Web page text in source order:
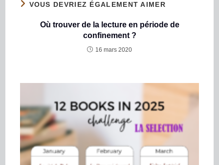
VOUS DEVRIEZ ÉGALEMENT AIMER
Où trouver de la lecture en période de
confinement ?
16 mars 2020